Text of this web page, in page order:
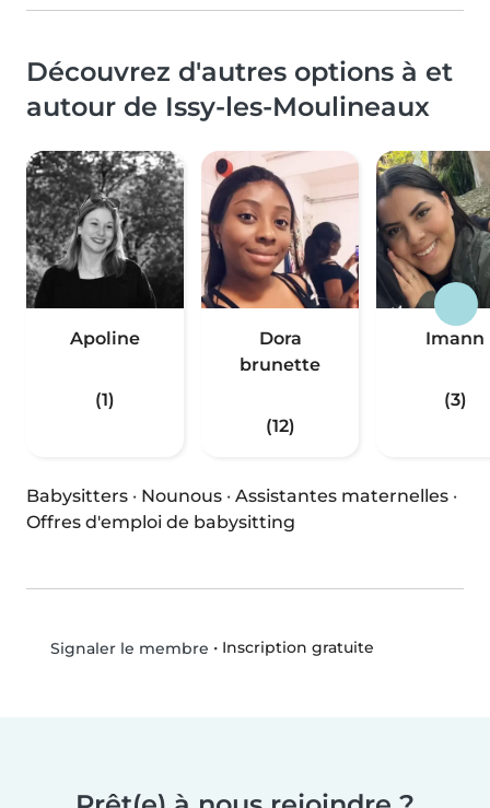
Découvrez d'autres options à et
autour de Issy-les-Moulineaux
Apoline
(1)
Dora
brunette
(12)
Imann
(3)
Babysitters · Nounous · Assistantes maternelles ·
Offres d'emploi de babysitting
Signaler le membre • Inscription gratuite